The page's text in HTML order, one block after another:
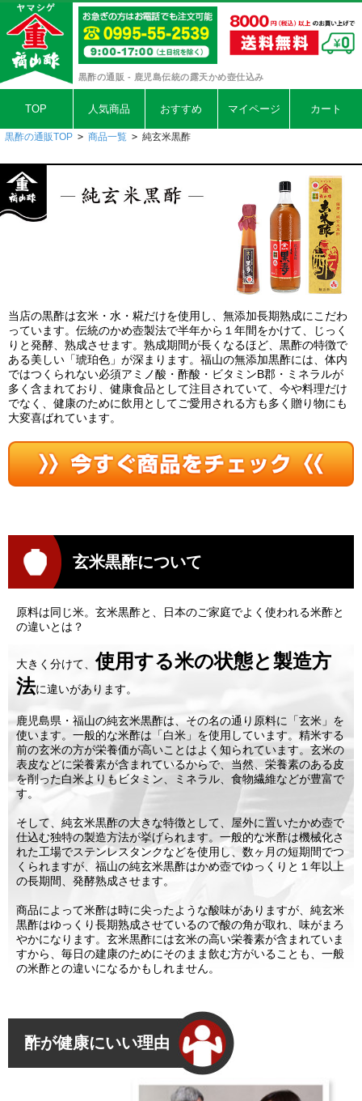
黒酢の通販 - 鹿児島伝統の露天かめ壺仕込み
TOP 人気商品 おすすめ マイページ カート
黒酢の通販TOP > 商品一覧 > 純玄米黒酢
当店の黒酢は玄米・水・糀だけを使用し、無添加長期熟成にこだわ
っています。伝統のかめ壺製法で半年から１年間をかけて、じっく
りと発酵、熟成させます。熟成期間が長くなるほど、黒酢の特徴で
ある美しい「琥珀色」が深まります。福山の無添加黒酢には、体内
ではつくられない必須アミノ酸・酢酸・ビタミンB郡・ミネラルが
多く含まれており、健康食品として注目されていて、今や料理だけ
でなく、健康のために飲用としてご愛用される方も多く贈り物にも
大変喜ばれています。
玄米黒酢について
原料は同じ米。玄米黒酢と、日本のご家庭でよく使われる米酢と
の違いとは？
大きく分けて、使用する米の状態と製造方
法に違いがあります。
鹿児島県・福山の純玄米黒酢は、その名の通り原料に「玄米」を
使います。一般的な米酢は「白米」を使用しています。精米する
前の玄米の方が栄養価が高いことはよく知られています。玄米の
表皮などに栄養素が含まれているからで、当然、栄養素のある皮
を削った白米よりもビタミン、ミネラル、食物繊維などが豊富で
す。
そして、純玄米黒酢の大きな特徴として、屋外に置いたかめ壺で
仕込む独特の製造方法が挙げられます。一般的な米酢は機械化さ
れた工場でステンレスタンクなどを使用し、数ヶ月の短期間でつ
くられますが、福山の純玄米黒酢はかめ壺でゆっくりと１年以上
の長期間、発酵熟成させます。
商品によって米酢は時に尖ったような酸味がありますが、純玄米
黒酢はゆっくり長期熟成させているので酸の角が取れ、味がまろ
やかになります。玄米黒酢には玄米の高い栄養素が含まれていま
すから、毎日の建康のためにそのまま飲む方がいることも、一般
の米酢との違いになるかもしれません。
酢が健康にいい理由